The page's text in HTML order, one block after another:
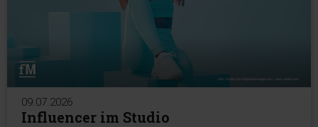
09.07.2026
Influencer im Studio